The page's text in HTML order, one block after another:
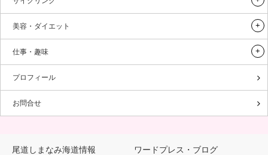
美容・ダイエット
仕事・趣味
プロフィール
お問合せ
尾道しまなみ海道情報 ワードプレス・ブログ